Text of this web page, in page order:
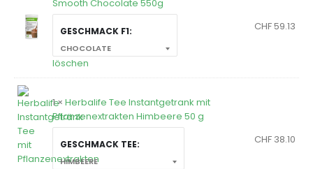
Smooth Chocolate 550g
GESCHMACK F1
löschen
CHF59.13
1 × Herbalife Tee Instantgetrank mit
Pflanzenextrakten Himbeere 50 g
GESCHMACK TEE CHF 38.10